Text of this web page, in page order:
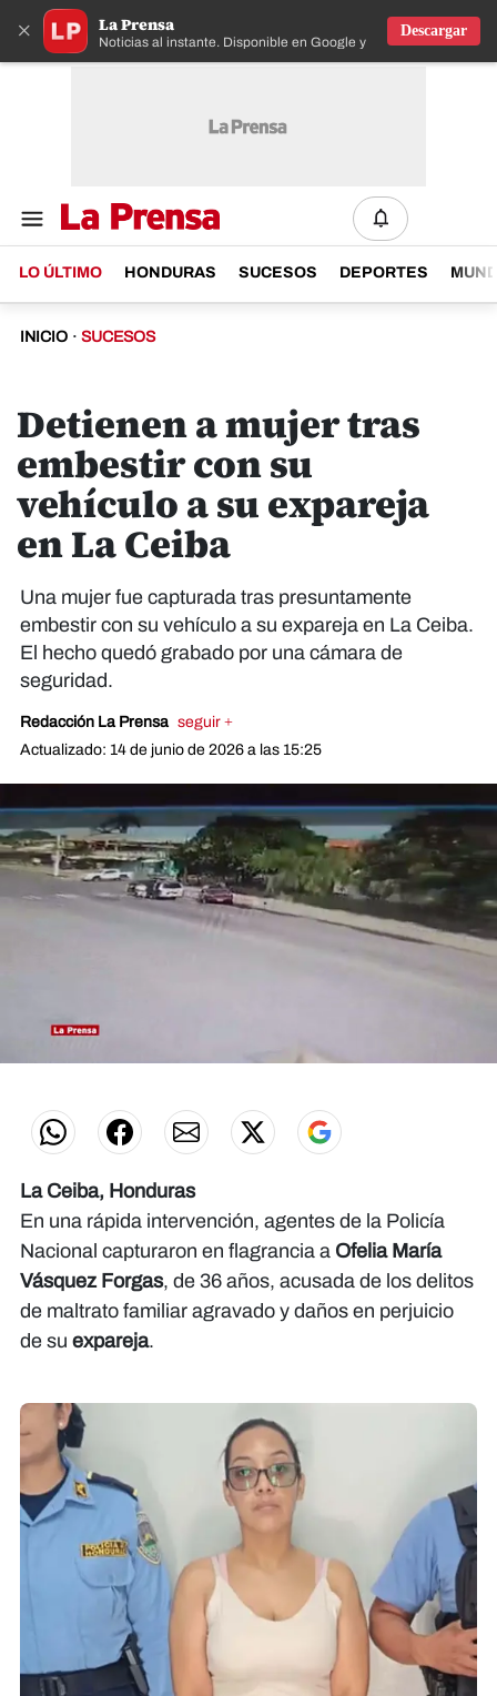
× La Prensa
Noticias al instante. Disponible en Google y IOS
Descargar
LO ÚLTIMO HONDURAS SUCESOS DEPORTES
INICIO · SUCESOS
​Detienen a mujer tras
embestir con su
vehículo a su expareja
en La Ceiba
Una mujer fue capturada tras presuntamente
embestir con su vehículo a su expareja en La Ceiba.
El hecho quedó grabado por una cámara de
seguridad.
Redacción La Prensa seguir +
Actualizado: 14 de junio de 2026 a las 15:25
minutes,
La Ceiba, Honduras
En una rápida intervención, agentes de la Policía
Nacional capturaron en flagrancia a Ofelia María
Vásquez Forgas, de 36 años, acusada de los delitos
de maltrato familiar agravado y daños en perjuicio
de su expareja.